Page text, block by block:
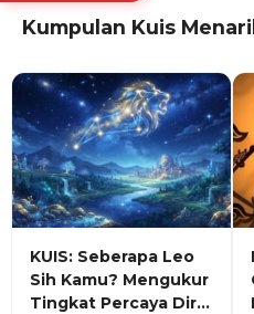
Kumpulan Kuis
KUIS: Seberapa Leo
Sih Kamu? Mengukur
Tingkat Percaya Diri